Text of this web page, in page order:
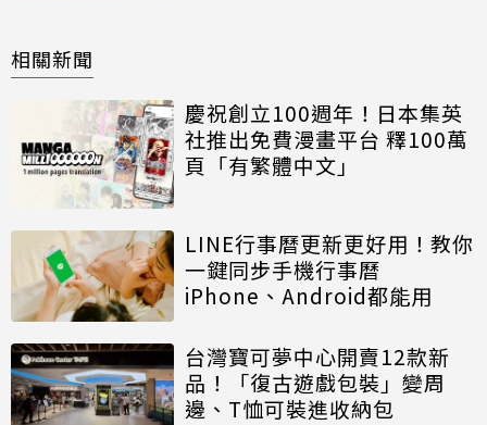
相關新聞
慶祝創立100週年！日本集英
社推出免費漫畫平台 釋100萬
頁「有繁體中文」
LINE行事曆更新更好用！教你
一鍵同步手機行事曆
iPhone、Android都能用
台灣寶可夢中心開賣12款新
品！「復古遊戲包裝」變周
邊、T恤可裝進收納包